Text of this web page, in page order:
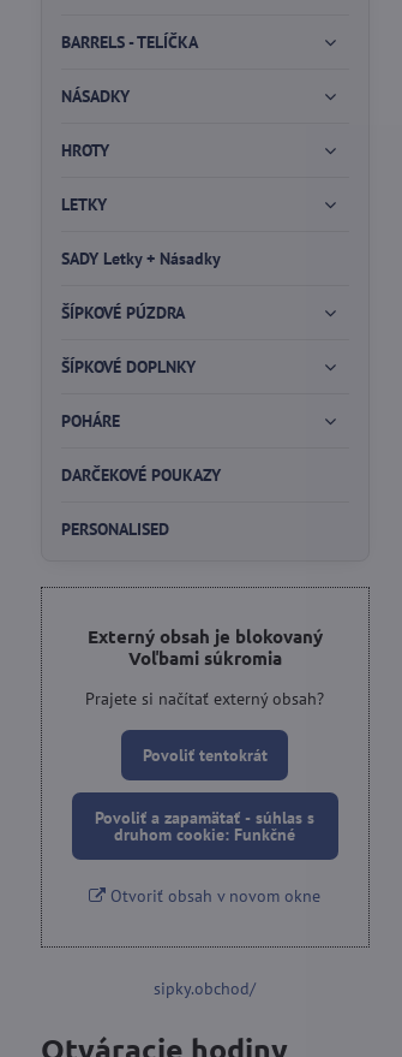
BARRELS - TELÍČKA
NÁSADKY
HROTY
LETKY
SADY Letky + Násadky
ŠÍPKOVÉ PÚZDRA
ŠÍPKOVÉ DOPLNKY
POHÁRE
DARČEKOVÉ POUKAZY
PERSONALISED
Externý obsah je blokovaný
Voľbami súkromia
Prajete si načítať externý obsah?
Povoliť tentokrát
Povoliť a zapamätať - súhlas s
druhom cookie: Funkčné
Otvoriť obsah v novom okne
sipky.obchod/
Otváracie hodiny